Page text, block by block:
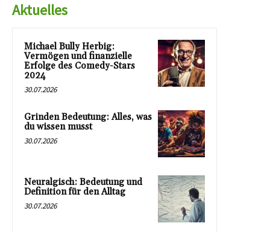
Aktuelles
Michael Bully Herbig:
Vermögen und finanzielle
Erfolge des Comedy-Stars
2024
30.07.2026
Grinden Bedeutung: Alles, was
du wissen musst
30.07.2026
Neuralgisch: Bedeutung und
Definition für den Alltag
30.07.2026